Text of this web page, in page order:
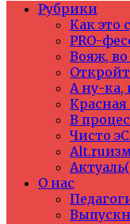
Рубрики
Как это
PRO-
Вояж, во
А ну-ка,
В
Чисто
О нас